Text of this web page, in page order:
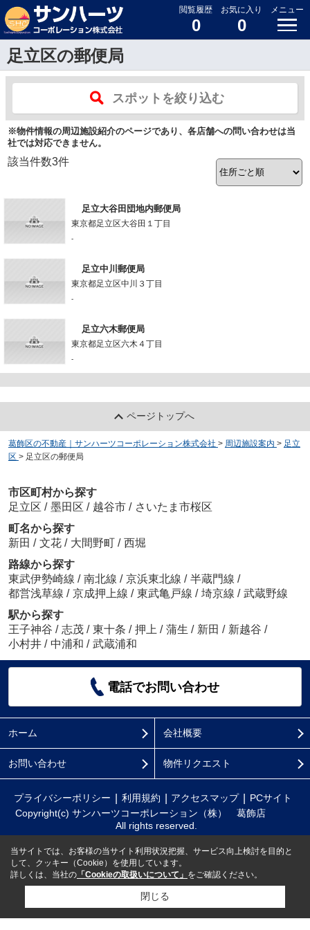
閲覧履歴
0
お気に入り
0
メニュー
足立区の郵便局
スポットを絞り込む
※物件情報の周辺施設紹介のページであり、各店舗への問い合わせは当
社では対応できません。
該当件数3件
足立大谷田団地内郵便局
東京都足立区大谷田１丁目
-
足立中川郵便局
東京都足立区中川３丁目
-
足立六木郵便局
東京都足立区六木４丁目
-
ページトップへ
葛飾区の不動産｜サンハーツコーポレーション株式会社 > 周辺施設案内 > 足立
区 > 足立区の郵便局
市区町村から探す
足立区 / 墨田区 / 越谷市 / さいたま市桜区
町名から探す
新田 / 文花 / 大間野町 / 西堀
路線から探す
東武伊勢崎線 / 南北線 / 京浜東北線 / 半蔵門線 /
都営浅草線 / 京成押上線 / 東武亀戸線 / 埼京線 / 武蔵野線
駅から探す
王子神谷 / 志茂 / 東十条 / 押上 / 蒲生 / 新田 / 新越谷 /
小村井 / 中浦和 / 武蔵浦和
電話でお問い合わせ
ホーム 会社概要
お問い合わせ 物件リクエスト
プライバシーポリシー 利用規約 アクセスマップ
PCサイト
Copyright(c) サンハーツコーポレーション（株） 葛飾店
All rights reserved.
当サイトでは、お客様の当サイト利用状況把握、サービス向上検討を目的と
して、クッキー（Cookie）を使用しています。
詳しくは、当社の 「Cookieの取扱いについて」 をご確認ください。
閉じる